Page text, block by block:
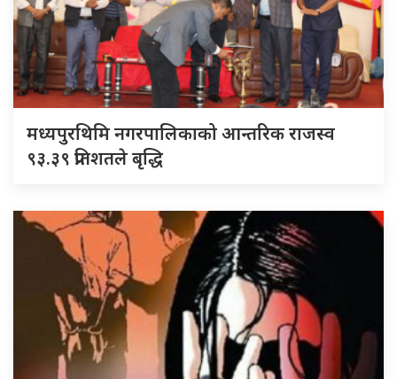
मध्यपुरथिमि नगरपालिकाको आन्तरिक राजस्व
९३.३९ प्रतिशतले बृद्धि